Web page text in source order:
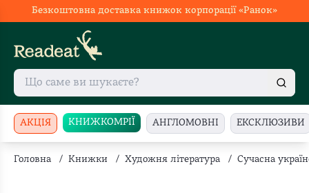
Безкоштовна доставка книжок корпорації «Ранок»
АКЦІЯ КНИЖКОМРІЇ АНГЛОМОВНІ ЕКСКЛЮЗИВИ
Головна / Книжки / Художня література / Сучасна